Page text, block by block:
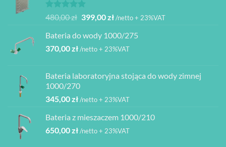
Oceniono
na 5
480,00zł Pierwotna
wynosiła:
480,00 zł.
399,00złAktualna
wynosi:
399,00 zł.
/netto + 23%VAT
Bateria do wody 1000/275
370,00zł/netto + 23%VAT
Bateria laboratoryjna stojąca do wody zimnej
1000/270
345,00zł/netto + 23%VAT
Bateria z mieszaczem 1000/210
650,00zł/netto + 23%VAT